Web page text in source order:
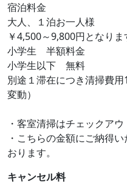
宿泊料金
大人、１泊お一人様
￥4,500～9,800円となりま
小学生 半額料金
小学生以下 無料
別途１滞在につき清掃費
変動）
・客室清掃はチェックアウ
・こちらの金額にご納得
おります。
キャンセル料